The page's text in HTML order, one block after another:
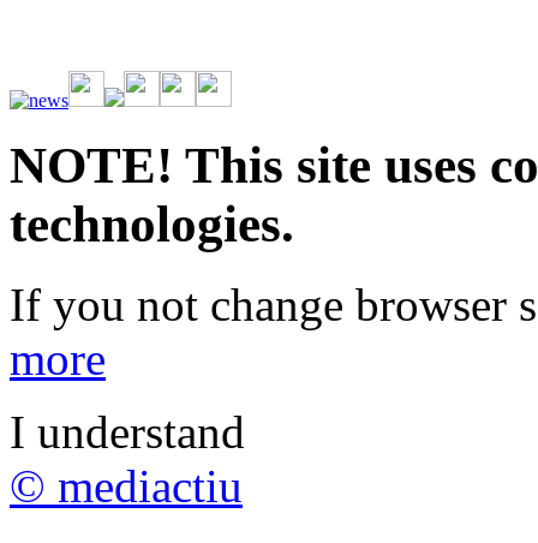
Vive la emoción de apostar con una gran variedad de juegos y
rápidas. Regístrate ahora y comienza a ganar.
NOTE! This site uses
technologies.
If you not change browser
more
I understand
© mediactiu